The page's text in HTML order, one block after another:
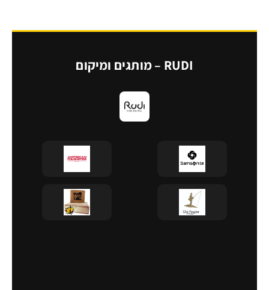
RUDI – מותגים ומיקום